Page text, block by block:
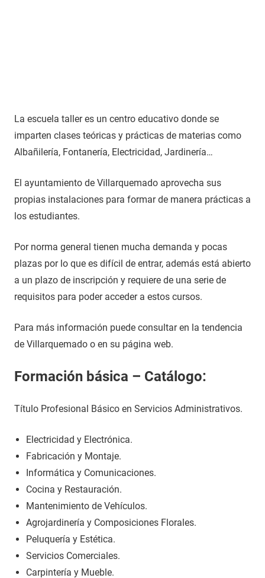
La escuela taller es un centro educativo donde se
imparten clases teóricas y prácticas de materias como
Albañilería, Fontanería, Electricidad, Jardinería…
El ayuntamiento de Villarquemado aprovecha sus
propias instalaciones para formar de manera prácticas a
los estudiantes.
Por norma general tienen mucha demanda y pocas
plazas por lo que es difícil de entrar, además está abierto
a un plazo de inscripción y requiere de una serie de
requisitos para poder acceder a estos cursos.
Para más información puede consultar en la tendencia
de Villarquemado o en su página web.
Formación básica – Catálogo:
Título Profesional Básico en Servicios Administrativos.
Electricidad y Electrónica.
Fabricación y Montaje.
Informática y Comunicaciones.
Cocina y Restauración.
Mantenimiento de Vehículos.
Agrojardinería y Composiciones Florales.
Peluquería y Estética.
Servicios Comerciales.
Carpintería y Mueble.